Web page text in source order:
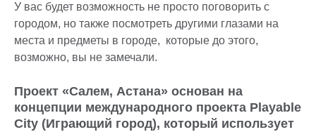
У вас будет возможность не просто поговорить с
городом, но также посмотреть другими глазами на
места и предметы в городе, которые до этого,
возможно, вы не замечали.
Проект «Салем, Астана» основан на
концепции международного проекта Playable
City (Играющий город), который использует